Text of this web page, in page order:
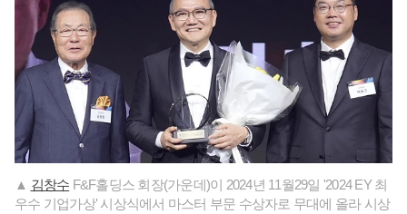
▲ 김창수 F&F홀딩스 회장(가운데)이 2024년 11월29일 '2024 EY 최
우수 기업가상' 시상식에서 마스터 부문 수상자로 무대에 올라 시상